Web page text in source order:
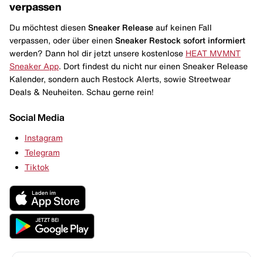
verpassen
Du möchtest diesen Sneaker Release auf keinen Fall
verpassen, oder über einen Sneaker Restock sofort informiert
werden? Dann hol dir jetzt unsere kostenlose HEAT MVMNT
Sneaker App . Dort findest du nicht nur einen Sneaker Release
Kalender, sondern auch Restock Alerts, sowie Streetwear
Deals & Neuheiten. Schau gerne rein!
Social Media
Instagram
Telegram
Tiktok